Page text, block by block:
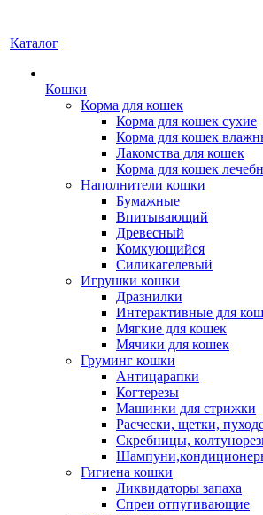
Каталог
Кошки
Корма для кошек
Корма для кошек сухие
Корма для кошек
Лакомства для кошек
Корма для кошек
Наполнители кошки
Бумажные
Впитывающий
Древесный
Комкующийся
Силикагелевый
Игрушки кошки
Дразнилки
Интерактивные для
Мягкие для кошек
Мячики для кошек
Груминг кошки
Антицарапки
Когтерезы
Машинки для стрижки
Расчески, щетки,
Скребницы,
Гигиена кошки
Ликвидаторы запаха
Спреи отпугивающие